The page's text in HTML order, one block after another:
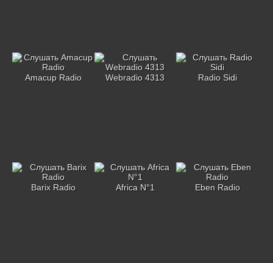
Amacup Radio Webradio 4313 Radio Sidi
Barix Radio Africa N°1 Eben Radio